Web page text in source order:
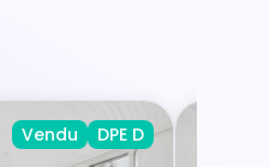
Vendu DPE D